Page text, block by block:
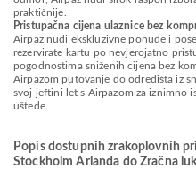
praktičnije.
Pristupačna cijena ulaznice bez
Airpaz nudi ekskluzivne ponude i
rezervirate kartu po nevjerojatno
pogodnostima sniženih cijena bez
Airpazom putovanje do odredišta iz
svoj jeftini let s Airpazom za iznimno
uštede.
Popis dostupnih zrakoplovnih
Stockholm Arlanda do Zračna